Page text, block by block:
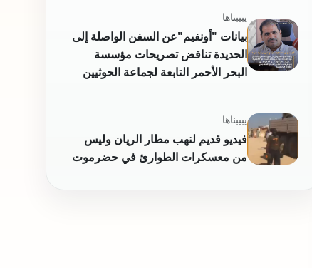
يبيبناها
بيانات "أونفيم"عن السفن الواصلة إلى
الحديدة تناقض تصريحات مؤسسة
البحر الأحمر التابعة لجماعة الحوثيين
يبيبناها
فيديو قديم لنهب مطار الريان وليس
من معسكرات الطوارئ في حضرموت